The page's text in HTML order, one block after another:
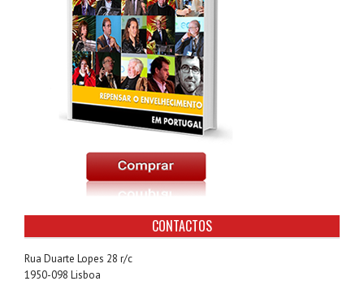
CONTACTOS
Rua Duarte Lopes 28 r/c
1950-098 Lisboa